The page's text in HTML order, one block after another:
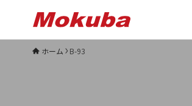
ホーム B-93